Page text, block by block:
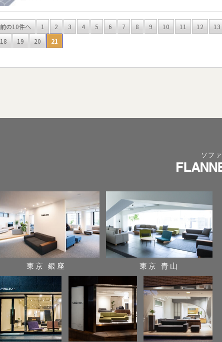
前の10件へ 1 2 3 4 5 6 7 8 9 10 11 12 13
18
19 20 21
ソフ
東京 銀座 東京 青山